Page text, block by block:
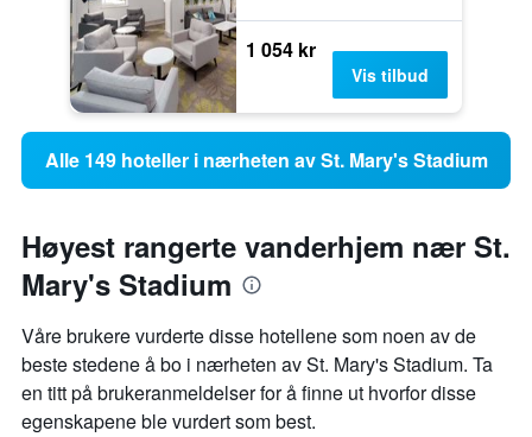
1 054 kr
Vis tilbud
Alle 149 hoteller i nærheten av St. Mary's Stadium
Høyest rangerte vanderhjem nær St.
Mary's Stadium
Våre brukere vurderte disse hotellene som noen av de
beste stedene å bo i nærheten av St. Mary's Stadium. Ta
en titt på brukeranmeldelser for å finne ut hvorfor disse
egenskapene ble vurdert som best.